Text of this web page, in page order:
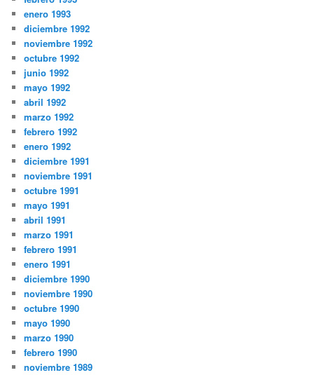
enero 1993
diciembre 1992
noviembre 1992
octubre 1992
junio 1992
mayo 1992
abril 1992
marzo 1992
febrero 1992
enero 1992
diciembre 1991
noviembre 1991
octubre 1991
mayo 1991
abril 1991
marzo 1991
febrero 1991
enero 1991
diciembre 1990
noviembre 1990
octubre 1990
mayo 1990
marzo 1990
febrero 1990
noviembre 1989